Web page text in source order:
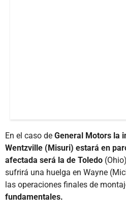
En el caso de General Motors la
Wentzville (Misuri) estará en
afectada será la de Toledo
sufrirá una huelga en Wayne
las operaciones finales de
fundamentales.